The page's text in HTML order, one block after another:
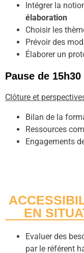
Intégrer la
élaboration
Choisir les
Prévoir des
Élaborer un
Pause de 15h30
Clôture et
Bilan de la
Ressources
Engagements
EN
Evaluer des
par le référent